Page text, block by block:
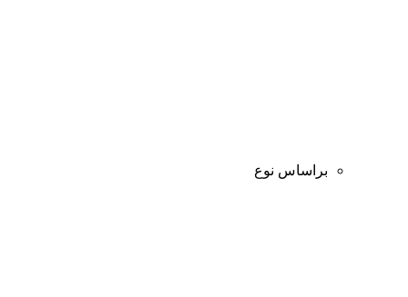
براساس نوع